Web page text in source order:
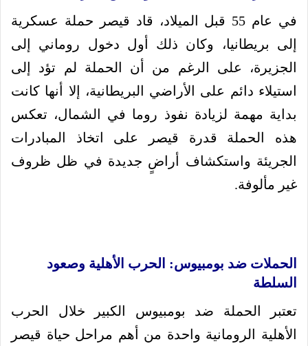
في عام 55 قبل الميلاد، قاد قيصر حملة عسكرية
إلى بريطانيا، وكان ذلك أول دخول روماني إلى
الجزيرة، على الرغم من أن الحملة لم تؤد إلى
استيلاء دائم على الأراضي البريطانية، إلا أنها كانت
بداية مهمة لزيادة نفوذ روما في الشمال، تعكس
هذه الحملة قدرة قيصر على اتخاذ المبادرات
الجريئة واستكشاف أراضٍ جديدة في ظل ظروف
غير مألوفة.
الحملات ضد بومبيوس: الحرب الأهلية وصعود
السلطة
تعتبر الحملة ضد بومبيوس الكبير خلال الحرب
الأهلية الرومانية واحدة من أهم مراحل حياة قيصر